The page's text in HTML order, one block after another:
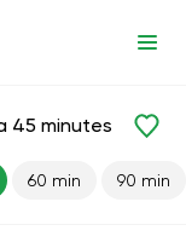
45 minutes
60 min 90 min